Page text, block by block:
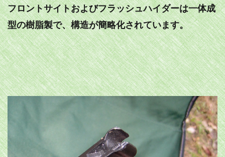
フロントサイトおよびフラッシュハイダーは一体成
型の樹脂製で、構造が簡略化されています。